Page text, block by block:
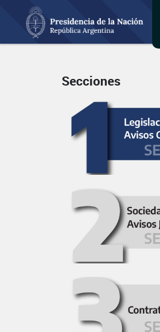
Secciones